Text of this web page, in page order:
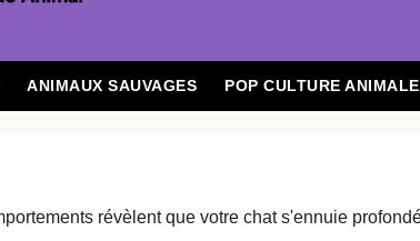
ANIMAUX SAUVAGES POP CULTURE ANIMALE